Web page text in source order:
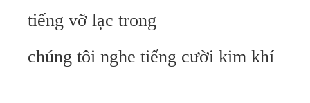
tiếng vỡ lạc trong
chúng tôi nghe tiếng cười kim khí